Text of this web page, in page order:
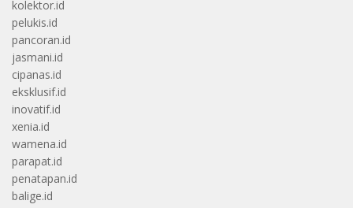
kolektor.id
pelukis.id
pancoran.id
jasmani.id
cipanas.id
eksklusif.id
inovatif.id
xenia.id
wamena.id
parapat.id
penatapan.id
balige.id